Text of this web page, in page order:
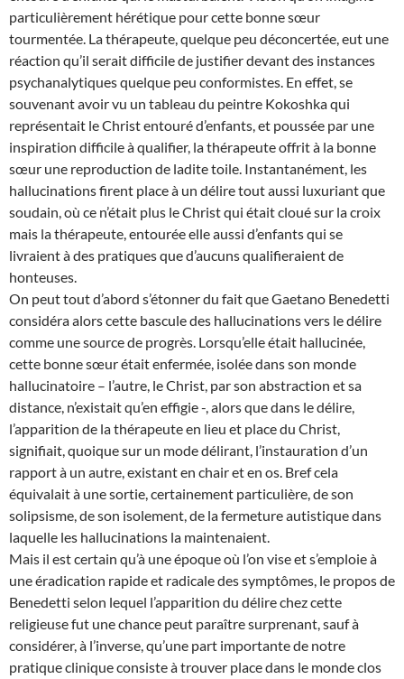
particulièrement hérétique pour cette bonne sœur
tourmentée. La thérapeute, quelque peu déconcertée, eut une
réaction qu’il serait difficile de justifier devant des instances
psychanalytiques quelque peu conformistes. En effet, se
souvenant avoir vu un tableau du peintre Kokoshka qui
représentait le Christ entouré d’enfants, et poussée par une
inspiration difficile à qualifier, la thérapeute offrit à la bonne
sœur une reproduction de ladite toile. Instantanément, les
hallucinations firent place à un délire tout aussi luxuriant que
soudain, où ce n’était plus le Christ qui était cloué sur la croix
mais la thérapeute, entourée elle aussi d’enfants qui se
livraient à des pratiques que d’aucuns qualifieraient de
honteuses.
On peut tout d’abord s’étonner du fait que Gaetano Benedetti
considéra alors cette bascule des hallucinations vers le délire
comme une source de progrès. Lorsqu’elle était hallucinée,
cette bonne sœur était enfermée, isolée dans son monde
hallucinatoire – l’autre, le Christ, par son abstraction et sa
distance, n’existait qu’en effigie -, alors que dans le délire,
l’apparition de la thérapeute en lieu et place du Christ,
signifiait, quoique sur un mode délirant, l’instauration d’un
rapport à un autre, existant en chair et en os. Bref cela
équivalait à une sortie, certainement particulière, de son
solipsisme, de son isolement, de la fermeture autistique dans
laquelle les hallucinations la maintenaient.
Mais il est certain qu’à une époque où l’on vise et s’emploie à
une éradication rapide et radicale des symptômes, le propos de
Benedetti selon lequel l’apparition du délire chez cette
religieuse fut une chance peut paraître surprenant, sauf à
considérer, à l’inverse, qu’une part importante de notre
pratique clinique consiste à trouver place dans le monde clos